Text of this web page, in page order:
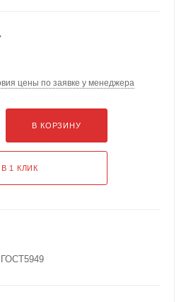
цены по заявке у менеджера
В КОРЗИНУ
1 КЛИК